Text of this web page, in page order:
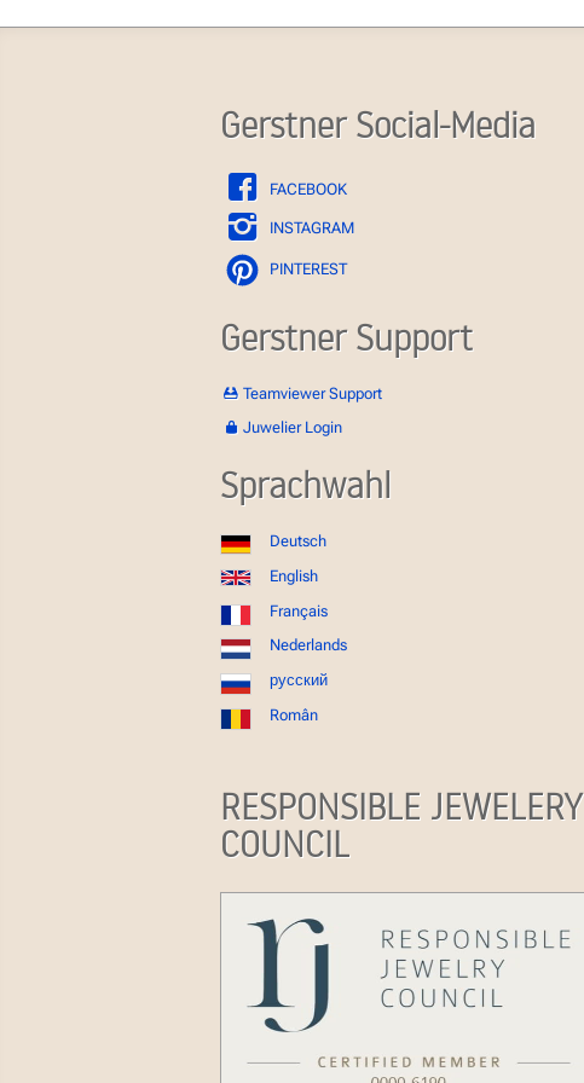
Gerstner Social-Media
FACEBOOK
INSTAGRAM
PINTEREST
Gerstner Support
Teamviewer Support
Juwelier Login
Sprachwahl
Deutsch
English
Français
Nederlands
русский
Român
RESPONSIBLE JEWELERY
COUNCIL